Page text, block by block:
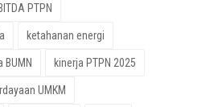
PTPN
ketahanan energi
BUMN kinerja PTPN 2025
UMKM